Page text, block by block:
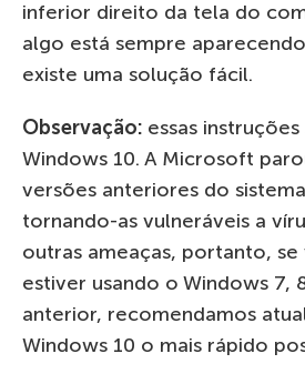
inferior direito da tela do
algo está sempre
existe uma solução fácil.
Observação: essas
Windows 10. A Microsoft
versões anteriores do
tornando-as vulneráveis a
outras ameaças, portanto, se
estiver usando o Windows 7,
anterior, recomendamos
Windows 10 o mais rápido